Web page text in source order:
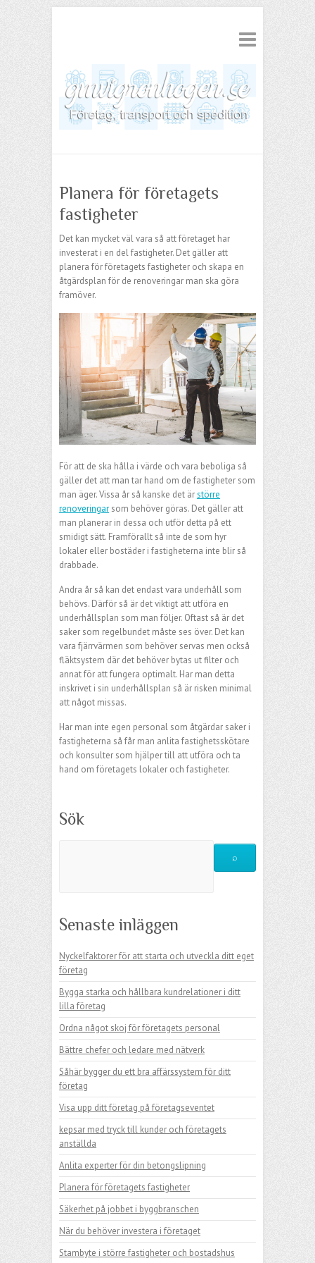
Planera för företagets
fastigheter
Det kan mycket väl vara så att företaget har
investerat i en del fastigheter. Det gäller att
planera för företagets fastigheter och skapa en
åtgärdsplan för de renoveringar man ska göra
framöver.
För att de ska hålla i värde och vara beboliga så
gäller det att man tar hand om de fastigheter som
man äger. Vissa år så kanske det ärstörre
renoveringar som behöver göras. Det gäller att
man planerar in dessa och utför detta på ett
smidigt sätt. Framförallt så inte de som hyr
lokaler eller bostäder i fastigheterna inte blir så
drabbade.
Andra år så kan det endast vara underhåll som
behövs. Därför så är det viktigt att utföra en
underhållsplan som man följer. Oftast så är det
saker som regelbundet måste ses över. Det kan
vara fjärrvärmen som behöver servas men också
fläktsystem där det behöver bytas ut filter och
annat för att fungera optimalt. Har man detta
inskrivet i sin underhållsplan så är risken minimal
att något missas.
Har man inte egen personal som åtgärdar saker i
fastigheterna så får man anlita fastighetsskötare
och konsulter som hjälper till att utföra och ta
hand om företagets lokaler och fastigheter.
Sök
Senaste inläggen
Nyckelfaktorer för att starta och utveckla ditt eget
företag
Bygga starka och hållbara kundrelationer i ditt
lilla företag
Ordna något skoj för företagets personal
Bättre chefer och ledare med nätverk
Såhär bygger du ett bra affärssystem för ditt
företag
Visa upp ditt företag på företagseventet
kepsar med tryck till kunder och företagets
anställda
Anlita experter för din betongslipning
Planera för företagets fastigheter
Säkerhet på jobbet i byggbranschen
När du behöver investera i företaget
Stambyte i större fastigheter och bostadshus